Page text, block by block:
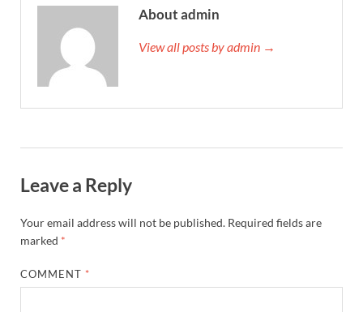
About admin
View all posts by admin →
Leave a Reply
Your email address will not be published. Required fields are
marked *
COMMENT *